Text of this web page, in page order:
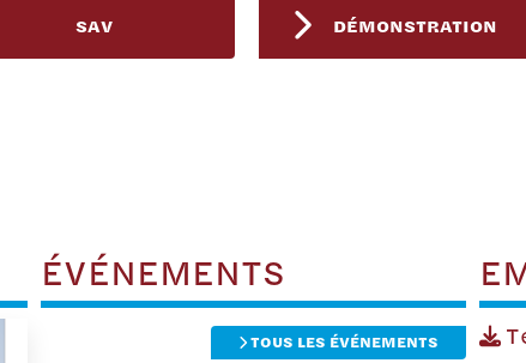
SAV DÉMONSTRATION
ÉVÉNEMENTS
TOUS LES ÉVÉNEMENTS